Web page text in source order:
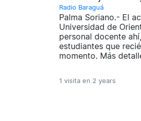
Radio Baraguá
Palma Soriano.- El
Universidad de
personal docente
estudiantes que
momento. Más
1 visita en 2 years